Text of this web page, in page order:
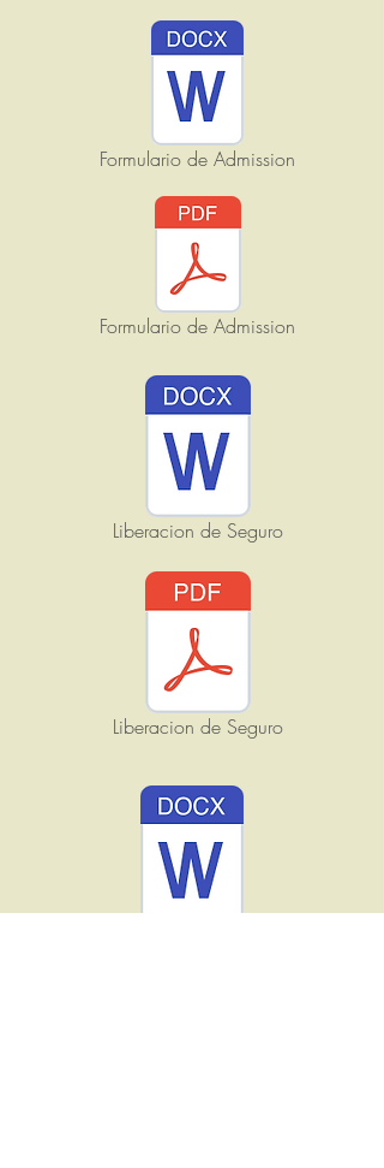
Formulario de Admission
Formulario de Admission
Liberacion de Seguro
Liberacion de Seguro